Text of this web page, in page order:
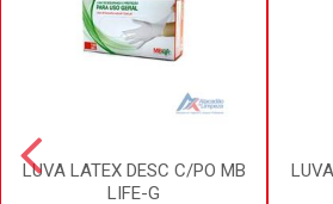
LUVA LATEX DESC C/PO MB
LIFE-G